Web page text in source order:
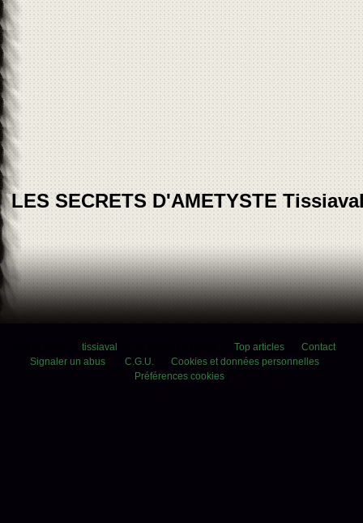
LES SECRETS D'AMETYSTE
tissiaval Top articles
Contact
Signaler un abus
C.G.U.
Cookies et données personnelles
Préférences cookies